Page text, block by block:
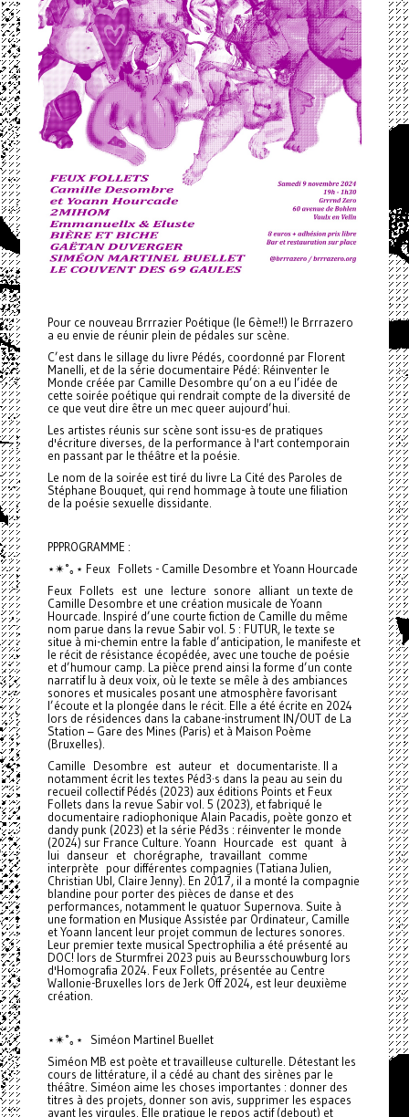
Pour ce nouveau Brrrazier Poétique (le 6ème!!) le Brrrazero
a eu envie de réunir plein de pédales sur scène.
C’est dans le sillage du livre Pédés, coordonné par Florent
Manelli, et de la série documentaire Pédé: Réinventer le
Monde créée par Camille Desombre qu’on a eu l’idée de
cette soirée poétique qui rendrait compte de la diversité de
ce que veut dire être un mec queer aujourd’hui.
Les artistes réunis sur scène sont issu-es de pratiques
d'écriture diverses, de la performance à l'art contemporain
en passant par le théâtre et la poésie.
Le nom de la soirée est tiré du livre La Cité des Paroles de
Stéphane Bouquet, qui rend hommage à toute une filiation
de la poésie sexuelle dissidante.
PPPROGRAMME :
⋆✴︎˚｡⋆ Feux Follets - Camille Desombre et Yoann Hourcade
Feux Follets est une lecture sonore alliant un texte de
Camille Desombre et une création musicale de Yoann
Hourcade. Inspiré d’une courte fiction de Camille du même
nom parue dans la revue Sabir vol. 5 : FUTUR, le texte se
situe à mi-chemin entre la fable d’anticipation, le manifeste et
le récit de résistance écopédée, avec une touche de poésie
et d’humour camp. La pièce prend ainsi la forme d’un conte
narratif lu à deux voix, où le texte se mêle à des ambiances
sonores et musicales posant une atmosphère favorisant
l’écoute et la plongée dans le récit. Elle a été écrite en 2024
lors de résidences dans la cabane-instrument IN/OUT de La
Station – Gare des Mines (Paris) et à Maison Poème
(Bruxelles).
Camille Desombre est auteur et documentariste. Il a
notamment écrit les textes Péd3·s dans la peau au sein du
recueil collectif Pédés (2023) aux éditions Points et Feux
Follets dans la revue Sabir vol. 5 (2023), et fabriqué le
documentaire radiophonique Alain Pacadis, poète gonzo et
dandy punk (2023) et la série Péd3s : réinventer le monde
(2024) sur France Culture. Yoann Hourcade est quant à
lui danseur et chorégraphe, travaillant comme
interprète pour différentes compagnies (Tatiana Julien,
Christian Ubl, Claire Jenny). En 2017, il a monté la compagnie
blandine pour porter des pièces de danse et des
performances, notamment le quatuor Supernova. Suite à
une formation en Musique Assistée par Ordinateur, Camille
et Yoann lancent leur projet commun de lectures sonores.
Leur premier texte musical Spectrophilia a été présenté au
DOC! lors de Sturmfrei 2023 puis au Beursschouwburg lors
d'Homografia 2024. Feux Follets, présentée au Centre
Wallonie-Bruxelles lors de Jerk Off 2024, est leur deuxième
création.
⋆✴︎˚｡⋆ Siméon Martinel Buellet
Siméon MB est poète et travailleuse culturelle. Détestant les
cours de littérature, il a cédé au chant des sirènes par le
théâtre. Siméon aime les choses importantes : donner des
titres à des projets, donner son avis, supprimer les espaces
avant les virgules. Elle pratique le repos actif (debout) et